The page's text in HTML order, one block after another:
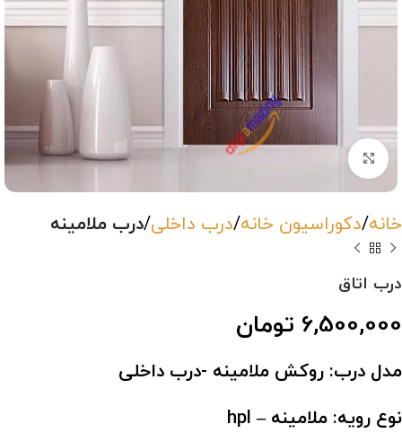
بزرگنمایی تصویر
خانه دکوراسیون خانه درب داخلی درب ملامینه
درب اتاق
6,500,000 تومان
مدل درب: روکش ملامینه -درب داخلی
نوع رویه: ملامینه – hpl